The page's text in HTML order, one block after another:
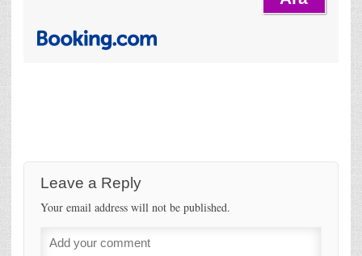
Leave a Reply
Your email address will not be published.